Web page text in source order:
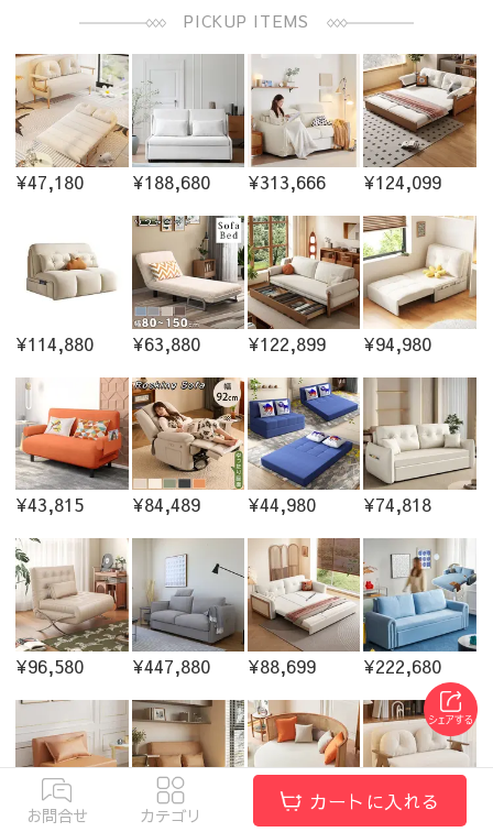
PICKUP ITEMS
¥47,180 ¥188,680 ¥313,666 ¥124,099
¥114,880 ¥63,880 ¥122,899 ¥94,980
¥43,815 ¥84,489 ¥44,980 ¥74,818
¥96,580 ¥447,880 ¥88,699 ¥222,680
お問合せ カテゴリ
カートに入れる